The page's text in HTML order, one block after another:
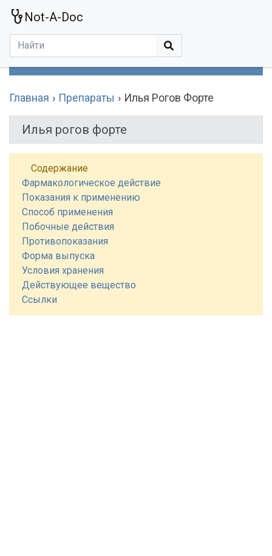
Not-A-Doc
Главная Препараты Илья Рогов Форте
Илья рогов форте
Содержание
Фармакологическое действие
Показания к применению
Способ применения
Побочные действия
Противопоказания
Форма выпуска
Условия хранения
Действующее вещество
Ссылки